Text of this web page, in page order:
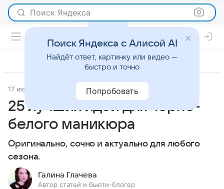
Поиск Яндекса
17 июня 2020
25 лучших идей для черно-
белого маникюра
Оригинально, сочно и актуально для любого
сезона.
Галина Глачева
Автор статей и бьюти-блогер
Поиск Яндекса с Алисой AI
Найдёт ответ, картинку или видео —
быстро и точно
Попробовать